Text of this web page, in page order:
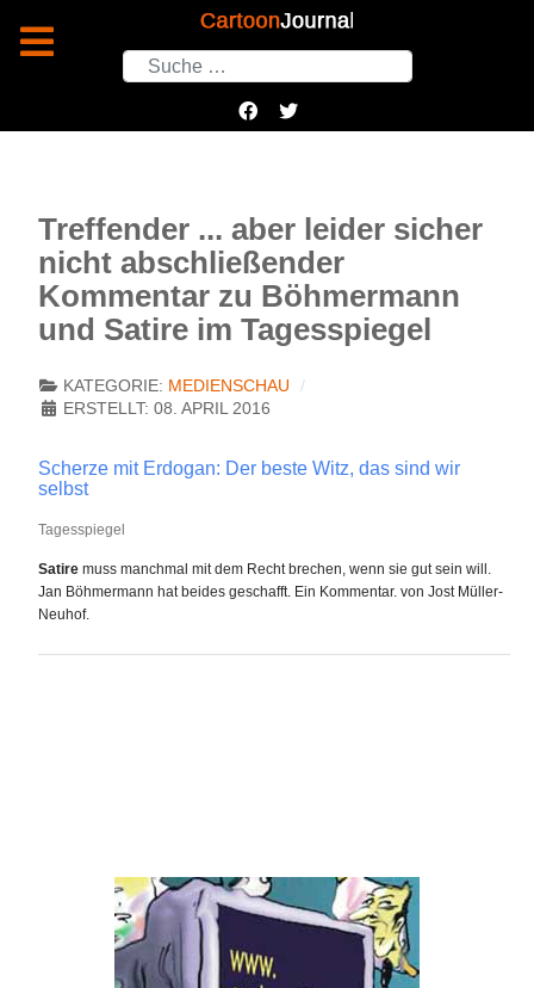
Suchen
Treffender ... aber leider sicher
nicht abschließender
Kommentar zu Böhmermann
und Satire im Tagesspiegel
KATEGORIE: MEDIENSCHAU
ERSTELLT: 08. APRIL 2016
Scherze mit Erdogan: Der beste Witz, das sind wir
selbst
Tagesspiegel
Satire muss manchmal mit dem Recht brechen, wenn sie gut sein will.
Jan Böhmermann hat beides geschafft. Ein Kommentar. von Jost Müller-
Neuhof.